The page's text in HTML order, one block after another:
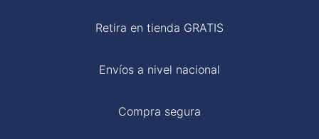
Retira en tienda GRATIS
Envíos a nivel nacional
Compra segura